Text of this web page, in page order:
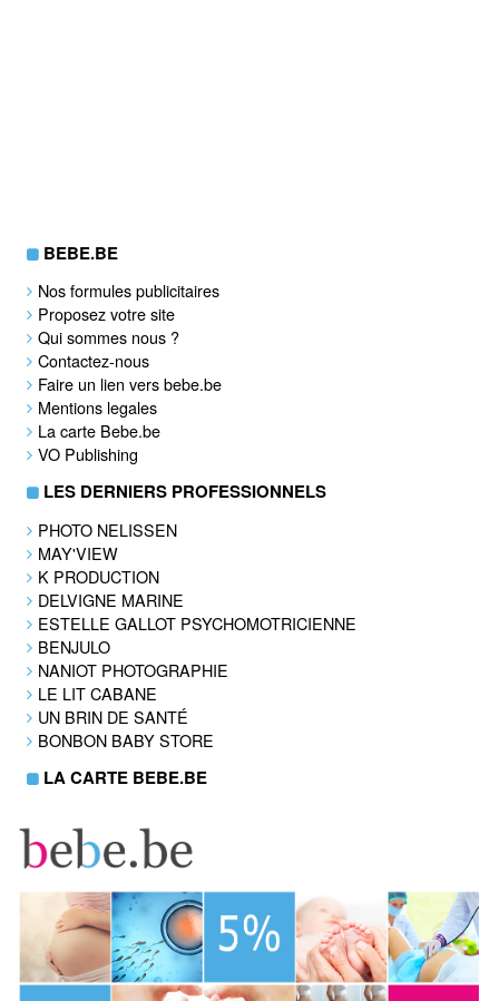
BEBE.BE
Nos formules publicitaires
Proposez votre site
Qui sommes nous ?
Contactez-nous
Faire un lien vers bebe.be
Mentions legales
La carte Bebe.be
VO Publishing
LES DERNIERS PROFESSIONNELS
PHOTO NELISSEN
MAY'VIEW
K PRODUCTION
DELVIGNE MARINE
ESTELLE GALLOT PSYCHOMOTRICIENNE
BENJULO
NANIOT PHOTOGRAPHIE
LE LIT CABANE
UN BRIN DE SANTÉ
BONBON BABY STORE
LA CARTE BEBE.BE